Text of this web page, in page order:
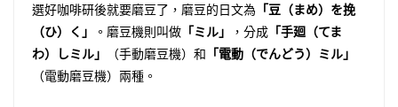
選好咖啡研後就要磨豆了，磨豆的日文為 「豆（まめ）を挽
（ひ）く」
。磨豆機則叫做 「ミル」 ，分成 「手廻（てま
わ）しミル」
（手動磨豆機）和 「電動（でんどう）ミル」
（電動磨豆機）兩種。